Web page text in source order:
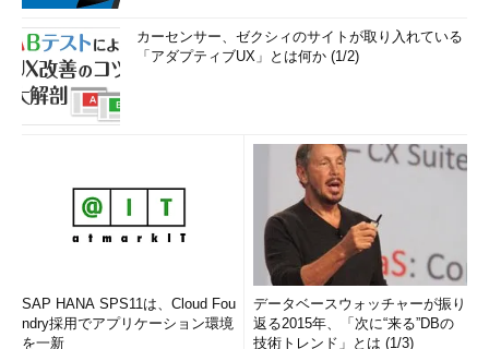
カーセンサー、ゼクシィのサイトが取り入れている
「アダプティブUX」とは何か (1/2)
SAP HANA SPS11は、Cloud Fou
ndry採用でアプリケーション環境
を一新
データベースウォッチャーが振り
返る2015年、「次に“来る”DBの
技術トレンド」とは (1/3)